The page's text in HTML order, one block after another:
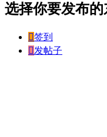
选择你要发布的
签到
发帖子